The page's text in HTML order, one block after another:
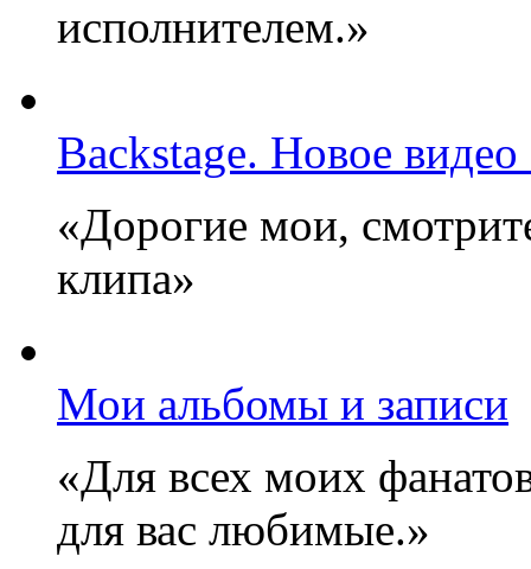
исполнителем.»
Backstage. Новое
«Дорогие мои,
клипа»
Мои альбомы и записи
«Для всех моих
для вас любимые.»